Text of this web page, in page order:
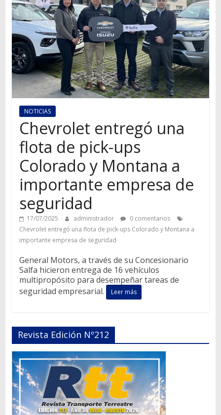
mundo
del
transporte
NOTICIAS
Chevrolet entregó una
flota de pick-ups
Colorado y Montana a
importante empresa de
seguridad
17/07/2025 administrador
0 comentarios
Chevrolet entregó una flota de pick-ups Colorado y Montana a
importante empresa de seguridad
General Motors, a través de su Concesionario
Salfa hicieron entrega de 16 vehículos
multipropósito para desempeñar tareas de
seguridad empresarial.
Leer más
Revista Edición Nº212